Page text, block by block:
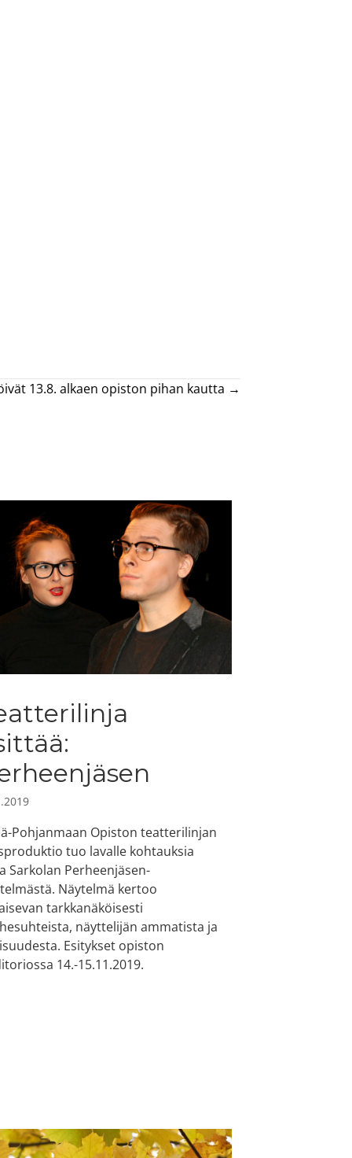
13.8. alkaen opiston pihan kautta →
Pohjanmaan Opiston teatterilinjan
tuo lavalle kohtauksia
Sarkolan Perheenjäsen-
Näytelmä kertoo
tarkkanäköisesti
näyttelijän ammatista ja
Esitykset opiston
14.-15.11.2019.